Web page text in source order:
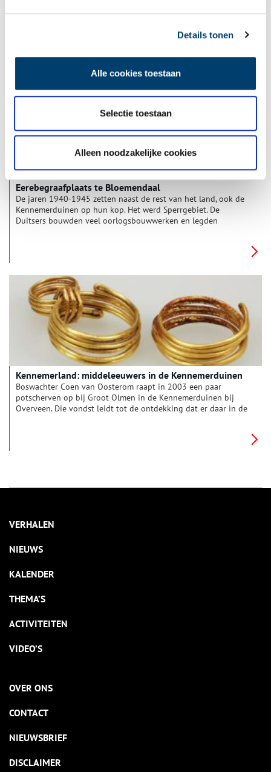
Details tonen
Alle cookies toestaan
Selectie toestaan
Alleen noodzakelijke cookies
Elke maand presenteert Huis van Hilde, het
vondst van de maand. Daar krijgen deze bijzondere
worden ze met een verhaal in het zonnetje gezet. Deze maand
Eerebegraafplaats te Bloemendaal
De jaren 1940-1945 zetten naast de rest van het land, ook de
Kennemerduinen op hun kop. Het werd Sperrgebiet. De
Duitsers bouwden veel oorlogsbouwwerken en legden
In 45 grafkuilen verdeeld over zes verschillende plaatsen,
werden de stoffelijke overschotten van in totaal 422 mensen
gevonden. Van hen zijn 313 herbegraven op de
Eerebegraafplaats bij Overveen, waaronder de bekende
verzetsstrijdster Hannie Schaft.
Kennemerland: middeleeuwers in de Kennemerduinen
Boswachter Coen van Oosterom raapt in 2003 een paar
potscherven op bij Groot Olmen in de Kennemerduinen bij
Overveen. Die vondst leidt tot de ontdekking dat er daar in de
VERHALEN
NIEUWS
KALENDER
THEMA’S
ACTIVITEITEN
VIDEO’S
OVER ONS
CONTACT
NIEUWSBRIEF
DISCLAIMER